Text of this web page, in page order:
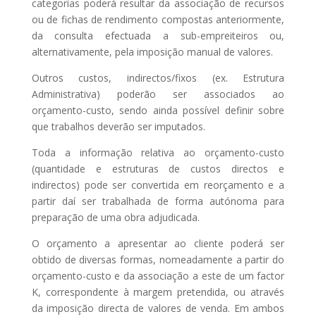
categorias poderá resultar da associação de recursos
ou de fichas de rendimento compostas anteriormente,
da consulta efectuada a sub-empreiteiros ou,
alternativamente, pela imposição manual de valores.
Outros custos, indirectos/fixos (ex. Estrutura
Administrativa) poderão ser associados ao
orçamento-custo, sendo ainda possível definir sobre
que trabalhos deverão ser imputados.
Toda a informação relativa ao orçamento-custo
(quantidade e estruturas de custos directos e
indirectos) pode ser convertida em reorçamento e a
partir daí ser trabalhada de forma autónoma para
preparação de uma obra adjudicada.
O orçamento a apresentar ao cliente poderá ser
obtido de diversas formas, nomeadamente a partir do
orçamento-custo e da associação a este de um factor
K, correspondente à margem pretendida, ou através
da imposição directa de valores de venda. Em ambos